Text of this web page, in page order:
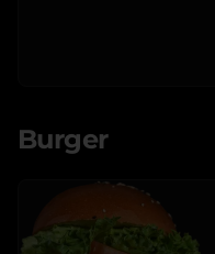
Burger